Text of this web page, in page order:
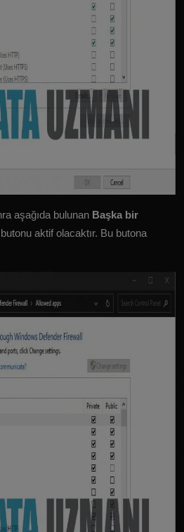
aşağıda bulunan Başka bir
butonu aktif olacaktır. Bu butona